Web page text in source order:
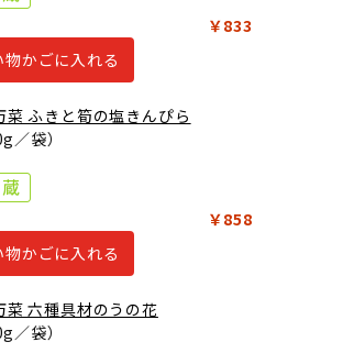
￥833
物かごに入れる
菜 ふきと筍の塩きんぴら
／袋）
￥858
物かごに入れる
菜 六種具材のうの花
／袋）